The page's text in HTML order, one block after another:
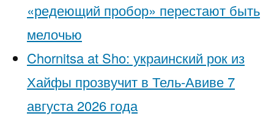
«редеющий пробор» перестают быть
мелочью
Chornitsa at Sho: украинский рок из
Хайфы прозвучит в Тель-Авиве 7
августа 2026 года